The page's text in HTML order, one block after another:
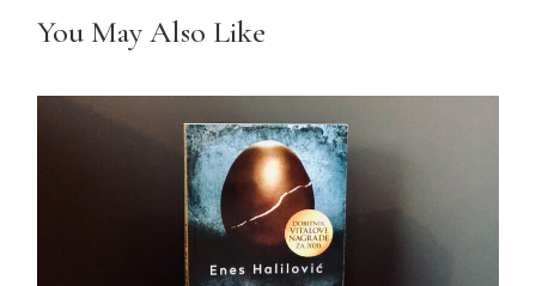
You May Also Like